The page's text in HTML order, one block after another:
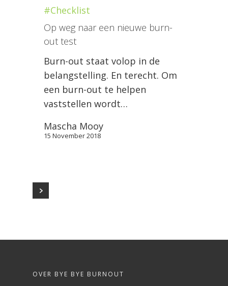
#Checklist
Op weg naar een nieuwe burn-
out test
Burn-out staat volop in de
belangstelling. En terecht. Om
een burn-out te helpen
vaststellen wordt…
Mascha Mooy
15 November 2018
OVER BYE BYE BURNOUT